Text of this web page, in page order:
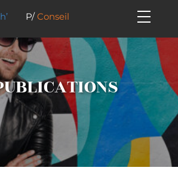
P/Conseil